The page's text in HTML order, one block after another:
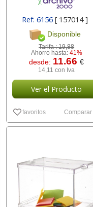
Ref: 6156[ 157014 ]
Disponible
Tarifa :19,88
Ahorro hasta: 41%
desde: 11.66€
14,11 con Iva
Ver el Producto
favoritos Comparar